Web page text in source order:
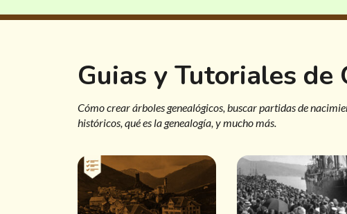
Guias y Tutoriales de
Cómo crear árboles genealógicos, buscar partidas de
históricos, qué es la genealogía, y mucho más.